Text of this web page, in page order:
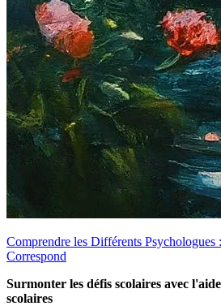
Comprendre les Différents
Correspond
Surmonter les défis scolaires avec
scolaires